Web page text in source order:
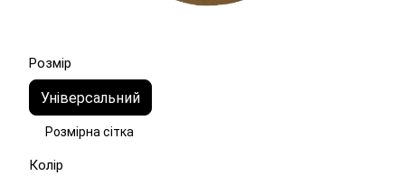
Розмір
Універсальний
Розмірна сітка
Колір